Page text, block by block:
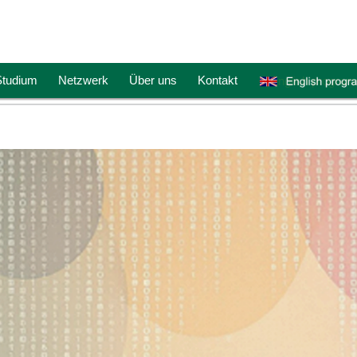
Netzwerk Über uns Kontakt English